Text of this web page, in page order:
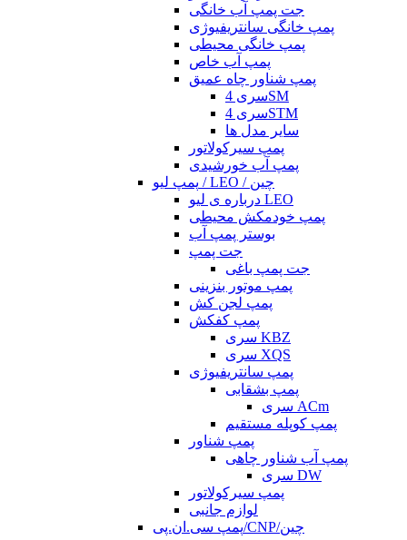
جت پمپ آب خانگی
پمپ خانگی سانتریفیوژی
پمپ خانگی محیطی
پمپ آب خاص
پمپ شناور چاه عمیق
سری 4SM
سری 4STM
سایر مدل ها
پمپ سیرکولاتور
پمپ آب خورشیدی
پمپ لیو / LEO / چین
درباره ی لیو LEO
پمپ خودمکش محیطی
بوستر پمپ آب
جت پمپ
جت پمپ باغی
پمپ موتور بنزینی
پمپ لجن کش
پمپ کفکش
سری KBZ
سری XQS
پمپ سانتریفیوژی
پمپ بشقابی
سری ACm
پمپ کوپله مستقیم
پمپ شناور
پمپ آب شناور چاهی
سری DW
پمپ سیرکولاتور
لوازم جانبی
پمپ سی.ان.پی/CNP/چین